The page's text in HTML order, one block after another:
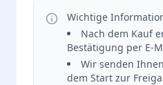
Wichtige
Nach dem Kauf
Bestätigung per E-
Wir senden
dem Start zur